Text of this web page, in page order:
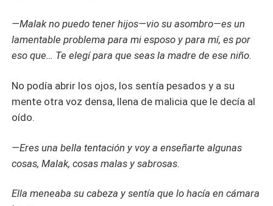
—Malak no puedo tener hijos—vio su asombro—es un
lamentable problema para mi esposo y para mí, es por
eso que… Te elegí para que seas la madre de ese niño.
No podía abrir los ojos, los sentía pesados y a su
mente otra voz densa, llena de malicia que le decía al
oído.
—Eres una bella tentación y voy a enseñarte algunas
cosas, Malak, cosas malas y sabrosas.
Ella meneaba su cabeza y sentía que lo hacía en cámara